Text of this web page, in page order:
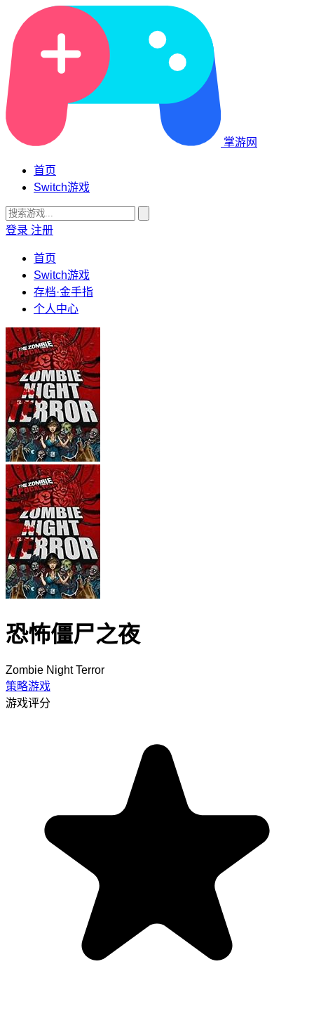
掌游网
首页
Switch游戏
登录 注册
首页
Switch游戏
存档·金手指
个人中心
恐怖僵尸之夜
Zombie Night Terror
策略游戏
游戏评分